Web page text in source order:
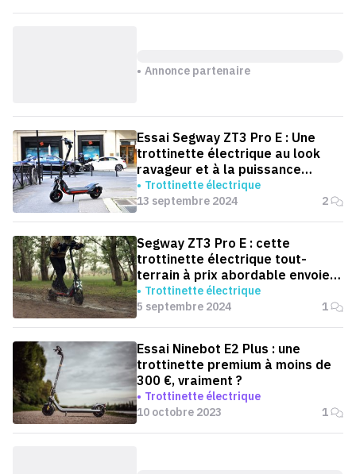
Annonce partenaire
Essai Segway ZT3 Pro E : Une
trottinette électrique au look
ravageur et à la puissance
redoutable
Trottinette électrique
13 septembre 2024
2
Segway ZT3 Pro E : cette
trottinette électrique tout-
terrain à prix abordable envoie
du lourd
Trottinette électrique
5 septembre 2024
1
Essai Ninebot E2 Plus : une
trottinette premium à moins de
300 €, vraiment ?
Trottinette électrique
10 octobre 2023
1